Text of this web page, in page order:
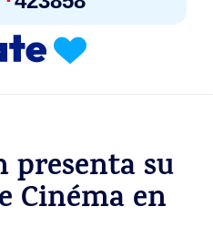
presenta su
Cinéma en